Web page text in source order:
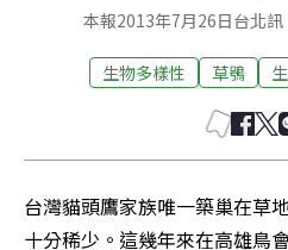
本報2013年7月26日台北
生物多樣性 草鴞
台灣貓頭鷹家族唯一築巢在草
十分稀少。這幾年來在高雄鳥